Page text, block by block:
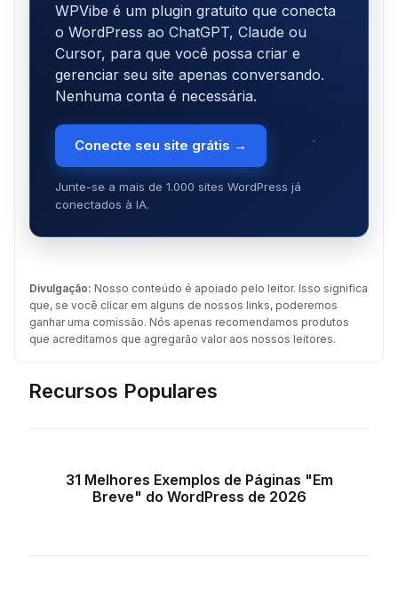
WPVibe é um plugin gratuito que conecta
o WordPress ao ChatGPT, Claude ou
Cursor, para que você possa criar e
gerenciar seu site apenas conversando.
Nenhuma conta é necessária.
Conecte seu site grátis →
Junte-se a mais de 1.000 sites WordPress já
conectados à IA.
Divulgação: Nosso conteúdo é apoiado pelo leitor. Isso significa
que, se você clicar em alguns de nossos links, poderemos
ganhar uma comissão. Nós apenas recomendamos produtos
que acreditamos que agregarão valor aos nossos leitores.
Recursos Populares
31 Melhores Exemplos de Páginas "Em
Breve" do WordPress de 2026